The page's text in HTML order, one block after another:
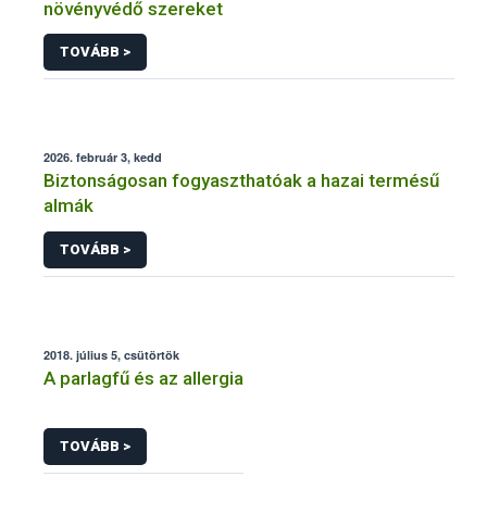
növényvédő szereket
TOVÁBB >
2026. február 3, kedd
Biztonságosan fogyaszthatóak a hazai termésű
almák
TOVÁBB >
2018. július 5, csütörtök
A parlagfű és az allergia
TOVÁBB >